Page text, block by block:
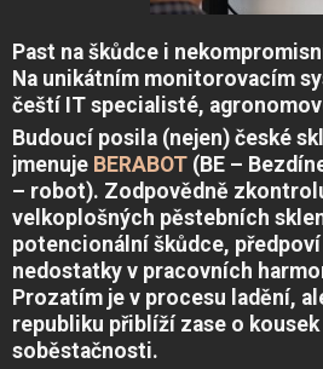
Past na škůdce i
Na unikátním monitorovacím
čeští IT specialisté,
Budoucí posila (nejen) české
jmenuje BERABOT (BE –
– robot). Zodpovědně
velkoplošných pěstebních
potencionální škůdce,
nedostatky v pracovních
Prozatím je v procesu ladění,
republiku přiblíží zase o
soběstačnosti.